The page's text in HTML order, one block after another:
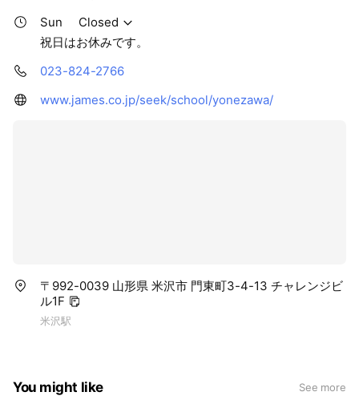
Sun
Closed
祝日はお休みです。
023-824-2766
www.james.co.jp/seek/school/yonezawa/
〒992-0039 山形県 米沢市 門東町3-4-13 チャレンジビ
ル1F
米沢駅
You might like See more